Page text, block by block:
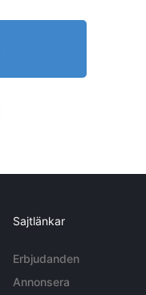
Sajtlänkar
Erbjudanden
Annonsera